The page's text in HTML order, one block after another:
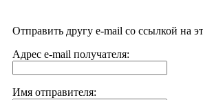
Отправить другу e-mail со ссылкой на
Адрес e-mail получателя:
Имя отправителя: